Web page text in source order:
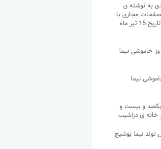
به نوشته ی
صفحات مجازی با
عنوان «بی وفایی نیما» در تاریخ 15 تیر ماه
خاموشی نیما
نیما
یکصد و بیست و
خانه ی دزاشیب
نیما یوشیج